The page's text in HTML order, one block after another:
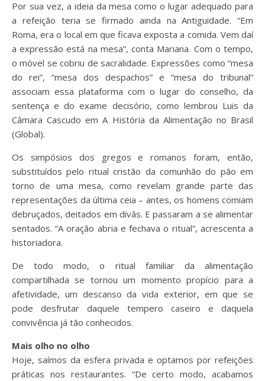
Por sua vez, a ideia da mesa como o lugar adequado para
a refeição teria se firmado ainda na Antiguidade. “Em
Roma, era o local em que ficava exposta a comida. Vem daí
a expressão está na mesa”, conta Mariana. Com o tempo,
o móvel se cobriu de sacralidade. Expressões como “mesa
do rei”, “mesa dos despachos” e “mesa do tribunal”
associam essa plataforma com o lugar do conselho, da
sentença e do exame decisório, como lembrou Luis da
Câmara Cascudo em A História da Alimentação no Brasil
(Global).
Os simpósios dos gregos e romanos foram, então,
substituídos pelo ritual cristão da comunhão do pão em
torno de uma mesa, como revelam grande parte das
representações da última ceia – antes, os homens comiam
debruçados, deitados em divãs. E passaram a se alimentar
sentados. “A oração abria e fechava o ritual”, acrescenta a
historiadora.
De todo modo, o ritual familiar da alimentação
compartilhada se tornou um momento propício para a
afetividade, um descanso da vida exterior, em que se
pode desfrutar daquele tempero caseiro e daquela
convivência já tão conhecidos.
Mais olho no olho
Hoje, saímos da esfera privada e optamos por refeições
práticas nos restaurantes. “De certo modo, acabamos